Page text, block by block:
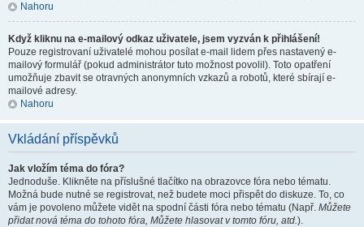
Nahoru
Když kliknu na e-mailový odkaz uživatele, jsem vyzván k přihlášení!
Pouze registrovaní uživatelé mohou posílat e-mail lidem přes nastavený e-
mailový formulář (pokud administrátor tuto možnost povolil). Toto opatření
umožňuje zbavit se otravných anonymních vzkazů a robotů, které sbírají e-
mailové adresy.
Nahoru
Vkládání příspěvků
Jak vložím téma do fóra?
Jednoduše. Klikněte na příslušné tlačítko na obrazovce fóra nebo tématu.
Možná bude nutné se registrovat, než budete moci přispět do diskuze. To, co
vám je povoleno můžete vidět na spodní části fóra nebo tématu (Např. Můžete
přidat nová téma do tohoto fóra, Můžete hlasovat v tomto fóru, atd.).